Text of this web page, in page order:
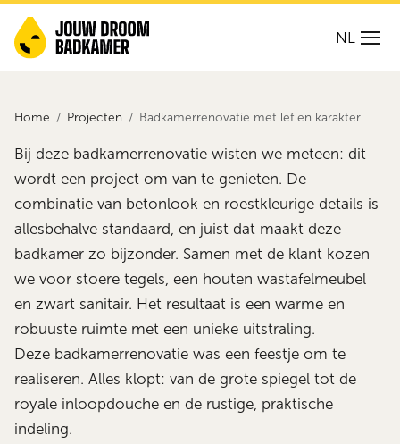
NL
Home Projecten Badkamerrenovatie met lef en karakter
Bij deze badkamerrenovatie wisten we meteen: dit
wordt een project om van te genieten. De
combinatie van betonlook en roestkleurige details is
allesbehalve standaard, en juist dat maakt deze
badkamer zo bijzonder. Samen met de klant kozen
we voor stoere tegels, een houten wastafelmeubel
en zwart sanitair. Het resultaat is een warme en
robuuste ruimte met een unieke uitstraling.
Deze badkamerrenovatie was een feestje om te
realiseren. Alles klopt: van de grote spiegel tot de
royale inloopdouche en de rustige, praktische
indeling.